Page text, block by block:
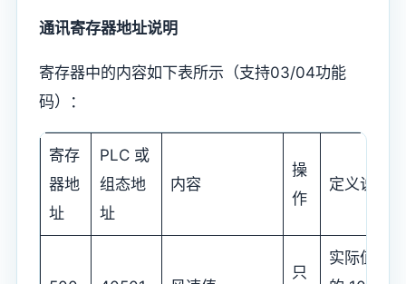
通讯寄存器地址说明
寄存器中的内容如下表所示（支持03/04功能
码）：
寄存
器地
址
PLC 或
组态地
址
内容
操
作
定义说明
只
实际值